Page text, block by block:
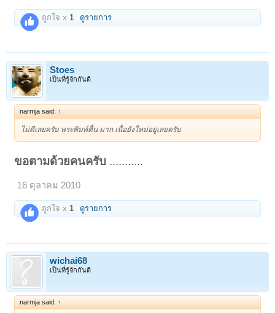
ถูกใจ x 1 ดูรายการ
Stoes
เป็นที่รู้จักกันดี
narmja said: ↑
ไม่ดีเลยครับ พระพิมพ์ตื้น มาก เนื้อยังใหม่อยู่เลยครับ
ขอตามด้วยคนครับ ...........
16 ตุลาคม 2010
ถูกใจ x 1 ดูรายการ
wichai68
เป็นที่รู้จักกันดี
narmja said: ↑